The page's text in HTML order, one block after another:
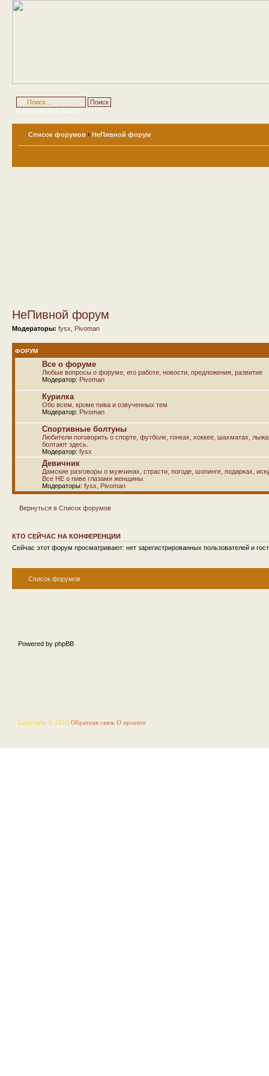
Расширенный поиск
Список форумов ‹ НеПивной форум
НеПивной форум
Модераторы: fysx Pivoman
ФОРУМ
Все о форуме
Любые вопросы о форуме, его работе, новости, предложения, развитие
Модератор: Pivoman
Курилка
Обо всем, кроме пива и озвученных тем
Модератор: Pivoman
Спортивные болтуны
Любители поговорить о спорте, футболе, гонках, хоккее, шахматах,
болтают здесь.
Модератор: fysx
Девичник
Дамские разговоры о мужчинах, страсти, погоде, шопинге, подарках,
Все НЕ о пиве глазами женщины.
Модераторы: fysx Pivoman
Вернуться в Список форумов
КТО СЕЙЧАС НА КОНФЕРЕНЦИИ
Сейчас этот форум просматривают: нет зарегистрированных пользователей и
Список форумов
Powered by phpBB
Copyright © 2010 Обратная связь О проекте